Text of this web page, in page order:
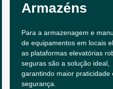
Armazéns
Para a armazenagem e
de equipamentos em locais
as plataformas elevatórias
seguras são a solução ideal,
garantindo maior praticidade
segurança.